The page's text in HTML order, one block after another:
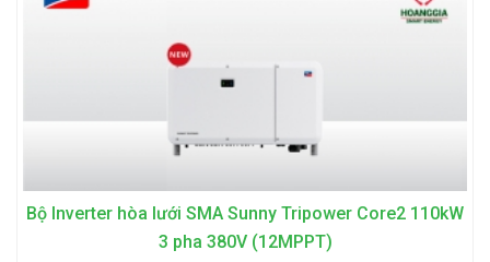
Bộ Inverter hòa lưới SMA Sunny Tripower Core2 110kW
3 pha 380V (12MPPT)